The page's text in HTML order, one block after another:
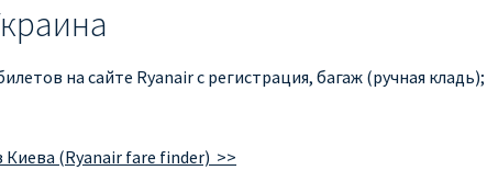
на сайте Ryanair с регистрация, багаж (ручная
Киева (Ryanair fare finder) >>